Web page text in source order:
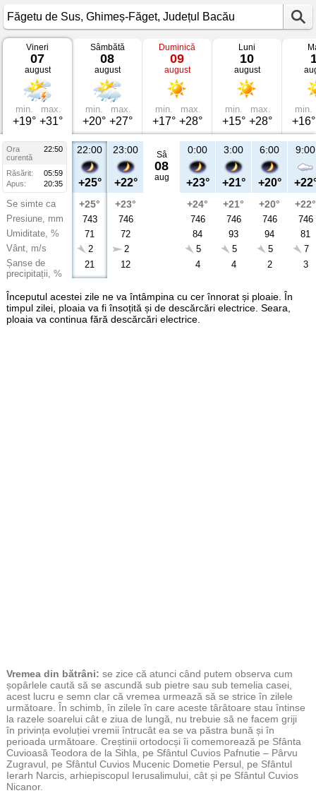
Vremea
Făgetu
Sus
Ghimeș-
Făget,
Județul
Bacău
Vineri
07
august
min.
+19°
max.
+31°
Sâmbătă
08
august
min.
+20°
max.
+27°
Duminică
09
august
min.
+17°
max.
+28°
Luni
10
august
min.
+15°
max.
+28°
min.
+16°
Ora
22:50
curentă
Răsărit:
05:59
Apus:
20:35
Se simte ca
Presiune, mm
Umiditate, %
Vânt, m/s
Șanse de
precipitații, %
22:00
+25°
+25°
743
71
2
21
23:00
+22°
+23°
746
72
2
12
Sâ
08
aug
0:00
+23°
+24°
746
84
5
4
3:00
+21°
+21°
746
93
5
4
6:00
+20°
+20°
746
94
5
2
9:00
+22°
746
81
7
3
Începutul acestei zile ne va întâmpina cu cer înnorat și ploaie. În
timpul zilei, ploaia va fi însoțită și de descărcări electrice. Seara,
ploaia va continua fără descărcări electrice.
Vremea din bătrâni: se zice că atunci când putem observa cum
șopârlele caută să se ascundă sub pietre sau sub temelia casei,
acest lucru e semn clar că vremea urmează să se strice în zilele
următoare. În schimb, în zilele în care aceste târâtoare stau întinse
la razele soarelui cât e ziua de lungă, nu trebuie să ne facem griji
în privința evoluției vremii întrucât ea se va păstra bună și în
perioada următoare. Creștinii ortodocși îi comemorează pe Sfânta
Cuvioasă Teodora de la Sihla, pe Sfântul Cuvios Pafnutie – Pârvu
Zugravul, pe Sfântul Cuvios Mucenic Dometie Persul, pe Sfântul
Ierarh Narcis, arhiepiscopul Ierusalimului, cât și pe Sfântul Cuvios
Nicanor.